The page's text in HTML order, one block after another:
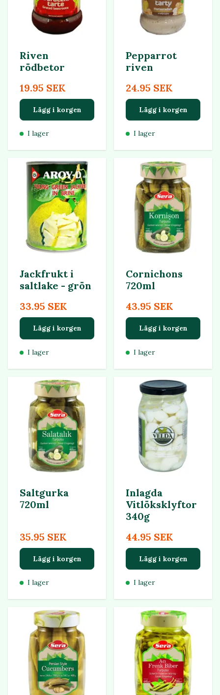
Riven
rödbetor
19.95 SEK
Lägg i korgen
I lager
Pepparrot
riven
24.95 SEK
Lägg i korgen
I lager
Jackfrukt i
saltlake - grön
33.95 SEK
Lägg i korgen
I lager
Cornichons
720ml
43.95 SEK
Lägg i korgen
I lager
Saltgurka
720ml
35.95 SEK
Lägg i korgen
I lager
Inlagda
Vitlöksklyftor
340g
44.95 SEK
Lägg i korgen
I lager